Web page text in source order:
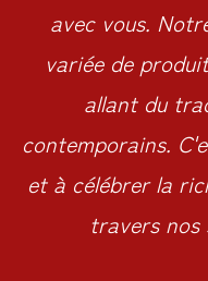
avec vous.
variée de
allant du
contemporains.
et à célébrer la
travers nos